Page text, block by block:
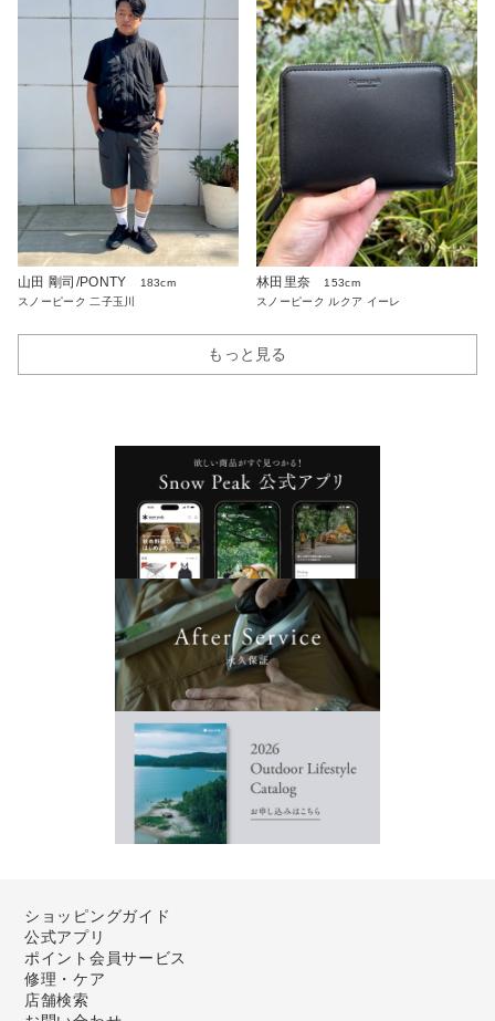
山田 剛司/PONTY
183cm
スノーピーク 二子玉川
林田里奈
153cm
スノーピーク ルクア イーレ
もっと見る
ショッピングガイド
公式アプリ
ポイント会員サービス
修理・ケア
店舗検索